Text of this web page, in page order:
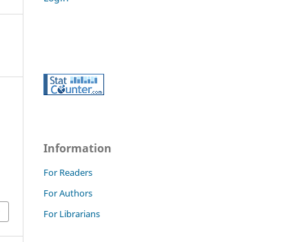
Information
For Readers
For Authors
For Librarians